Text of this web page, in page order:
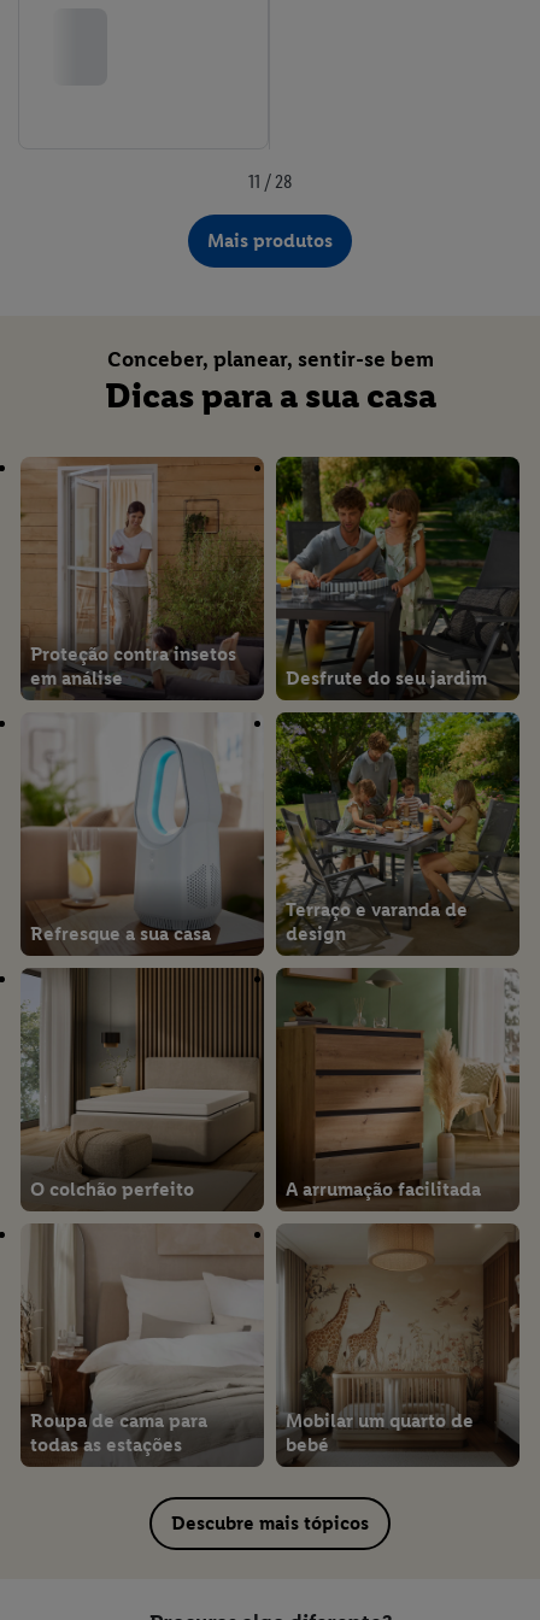
11 / 28
Mais produtos
Conceber, planear, sentir-se bem
Dicas para a sua casa
Proteção contra insetos
em análise
Desfrute do seu jardim
Refresque a sua casa
Terraço e varanda de
design
O colchão perfeito A arrumação facilitada
Roupa de cama para
todas as estações
Mobilar um quarto de
bebé
Descubre mais tópicos